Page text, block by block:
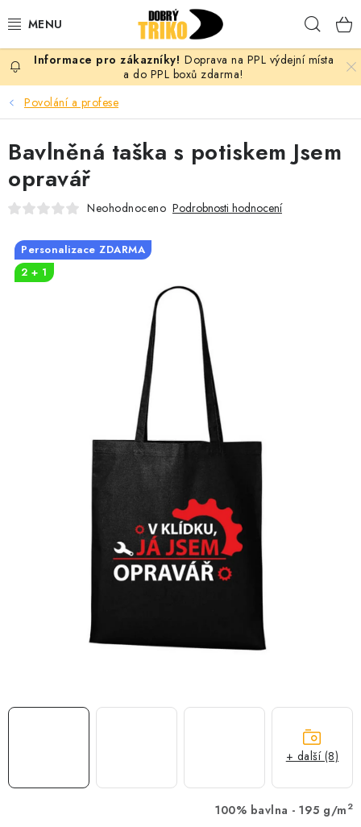
na
PRO ŽENY
PRO MUŽE
PRO DĚTI
DOPLŇKY
PRO PÁRY
VLASTNÍ MOTIV
PROVIZNÍ SYSTÉM
Obchodní podmínky
Doprava na PPL výdejní místa
a do PPL boxů zdarma!
Povolání a profese
100% bavlna - 195 g/m 2
Bavlněná taška s potiskem Jsem
opravář
Neohodnoceno Podrobnosti hodnocení
Personalizace ZDARMA
2 + 1
+ další (8)